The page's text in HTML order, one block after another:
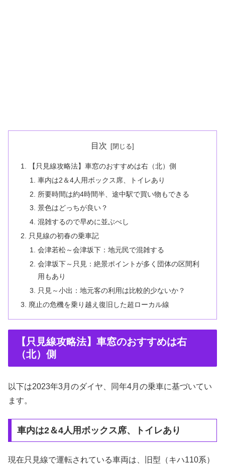
目次
【只見線攻略法】車窓のおすすめは右（北）側
車内は2＆4人用ボックス席、トイレあり
所要時間は約4時間半、途中駅で買い物もできる
景色はどっちが良い？
混雑するので早めに並ぶべし
只見線の初春の乗車記
会津若松～会津坂下：地元民で混雑する
会津坂下～只見：絶景ポイントが多く団体の区間利
用もあり
只見～小出：地元客の利用は比較的少ないか？
廃止の危機を乗り越え復旧した超ローカル線
【只見線攻略法】車窓のおすすめは右
（北）側
以下は2023年3月のダイヤ、同年4月の乗車に基づいてい
ます。
車内は2＆4人用ボックス席、トイレあり
現在只見線で運転されている車両は、旧型（キハ110系）